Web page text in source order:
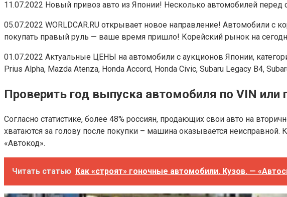
11.07.2022 Новый привоз авто из Японии! Несколько автомобилей перед
05.07.2022 WORLDCAR.RU открывает новое направление! Автомобили
покупать правый руль — ваше время пришло! Корейский рынок на
01.07.2022 Актуальные ЦЕНЫ на автомобили с аукционов Японии,
Prius Alpha, Mazda Atenza, Honda Accord, Honda Civic, Subaru Legacy B4,
Проверить год выпуска автомобиля по VIN или
Согласно статистике, более 48% россиян, продающих свои авто на
хватаются за голову после покупки – машина оказывается
«Автокод».
Читать статью Как «строят» гоночные автомобили. Кузов. —